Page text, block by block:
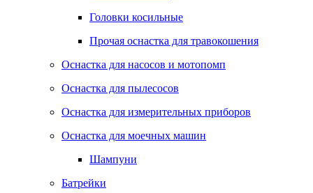
Головки косильные
Прочая оснастка для травокошения
Оснастка для насосов и мотопомп
Оснастка для пылесосов
Оснастка для измерительных приборов
Оснастка для моечных машин
Шампуни
Батрейки